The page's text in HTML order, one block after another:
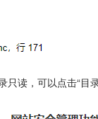
只读，可以点击“目